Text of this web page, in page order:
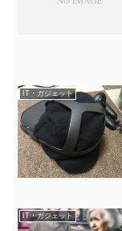
IT・ガジェット
IT・ガジェット